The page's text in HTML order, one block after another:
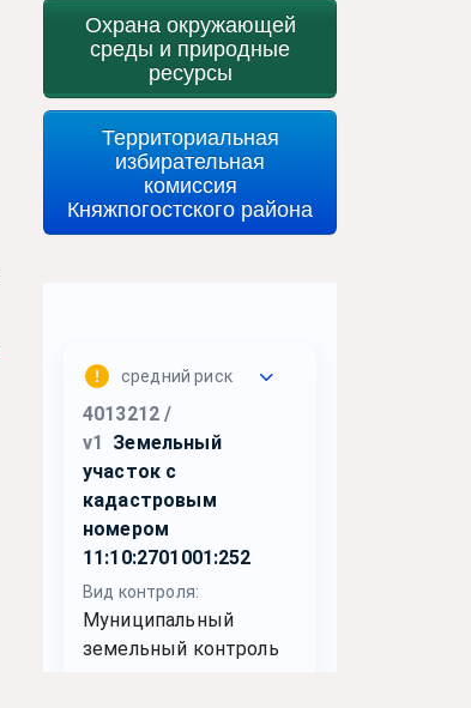
Охрана окружающей
среды и природные
ресурсы
Территориальная
избирательная
комиссия
Княжпогостского района